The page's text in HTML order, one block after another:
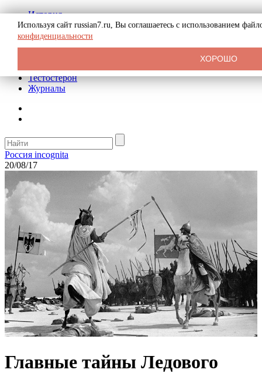
История
Биография
Криминал
Реклама на сайте
Тестостерон
Журналы
Россия incognita
20/08/17
Главные тайны Ледового
Используя сайт russian7.ru, Вы соглашаетесь с использованием
конфиденциальности
ХОРОШО